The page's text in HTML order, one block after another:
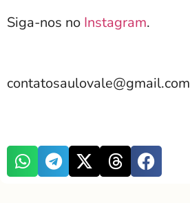
Siga-nos no Instagram.
contatosaulovale@gmail.com